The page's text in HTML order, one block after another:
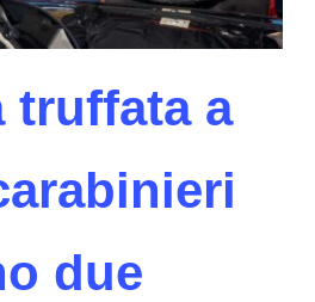
truffata a
due